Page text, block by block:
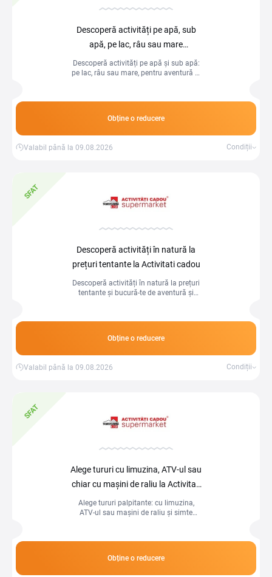
Descoperă activități pe apă, sub
apă, pe lac, râu sau mare
la Activitati cadou
Descoperă activități pe apă și sub apă:
pe lac, râu sau mare, pentru aventură și
Obține o reducere
Valabil până la 09.08.2026 Condiții
SFAT
Descoperă activități în natură la
prețuri tentante la Activitati cadou
Descoperă activități în natură la prețuri
tentante și bucură-te de aventură și
Obține o reducere
Valabil până la 09.08.2026 Condiții
SFAT
Alege tururi cu limuzina, ATV-ul sau
chiar cu mașini de raliu la Activitati
cadou
Alege tururi palpitante: cu limuzina,
ATV-ul sau mașini de raliu și simte
Obține o reducere